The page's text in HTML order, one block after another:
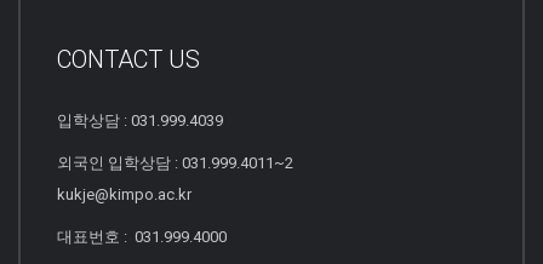
CONTACT US
입학상담 : 031.999.4039
외국인 입학상담 : 031.999.4011~2
kukje@kimpo.ac.kr
대표번호 : 031.999.4000